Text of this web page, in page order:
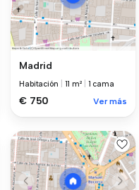
Madrid
Habitación 11 m² 1 cama
€ 750 Ver más